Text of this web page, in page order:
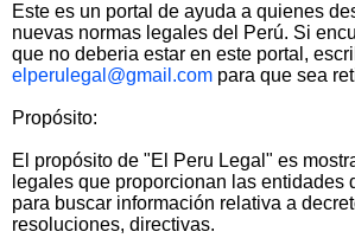
Este es un portal de ayuda a quienes
nuevas normas legales del Perú. Si
que no deberia estar en este portal,
elperulegal@gmail.com para que sea
Propósito:
El propósito de "El Peru Legal" es
legales que proporcionan las entidades
para buscar información relativa a
resoluciones, directivas.